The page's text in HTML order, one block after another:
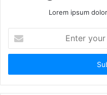
Lorem ipsum
your
Email